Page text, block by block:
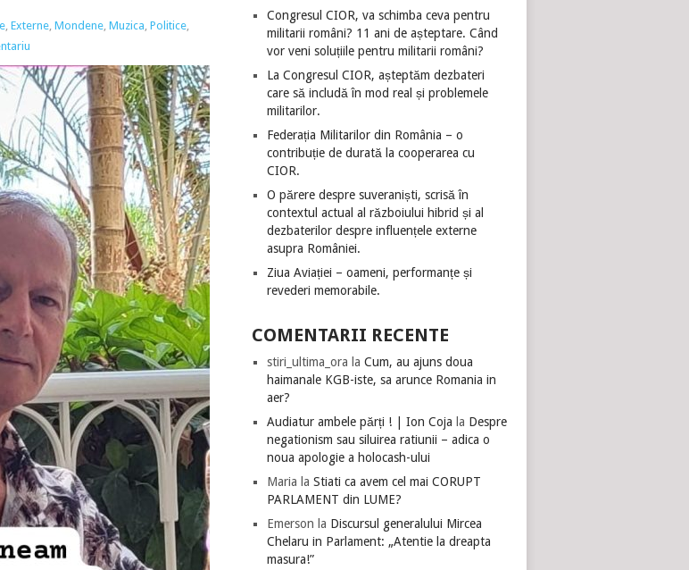
, Externe, Mondene, Muzica, Politice,
Congresul CIOR, va schimba ceva pentru
militarii români? 11 ani de așteptare. Când
vor veni soluțiile pentru militarii români?
La Congresul CIOR, așteptăm dezbateri
care să includă în mod real și problemele
militarilor.
Federația Militarilor din România – o
contribuție de durată la cooperarea cu
CIOR.
O părere despre suveraniști, scrisă în
contextul actual al războiului hibrid și al
dezbaterilor despre influențele externe
asupra României.
Ziua Aviației – oameni, performanțe și
revederi memorabile.
COMENTARII RECENTE
stiri_ultima_ora laCum, au ajuns doua
haimanale KGB-iste, sa arunce Romania in
aer?
Audiatur ambele părți ! | Ion Coja la Despre
negationism sau siluirea ratiunii – adica o
noua apologie a holocash-ului
Maria laStiati ca avem cel mai CORUPT
PARLAMENT din LUME?
Emerson la Discursul generalului Mircea
Chelaru in Parlament: „Atentie la dreapta
masura!”